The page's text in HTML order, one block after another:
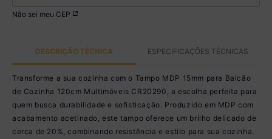
Não sei meu CEP
DESCRIÇÃO TÉCNICA ESPECIFICAÇÕES TÉCNICAS
Transforme a sua cozinha com o Tampo MDP 15mm para Balcão
de Cozinha 120cm Multimóveis CR20290, a escolha perfeita para
quem busca durabilidade e sofisticação. Produzido em MDP com
acabamento acetinado, este tampo oferece um brilho delicado de
cerca de 20%, combinando resistência e estilo para sua cozinha.